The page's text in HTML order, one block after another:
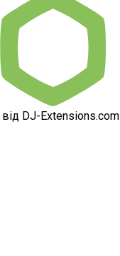
від DJ-Extensions.com